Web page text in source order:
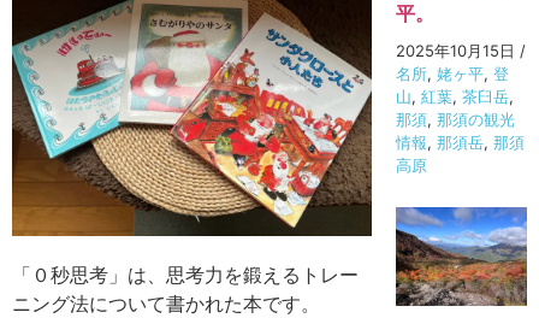
「０秒思考」は、思考力を鍛えるトレー
ニング法について書かれた本です。
平。
2025年10月15日 /
名所,姥ヶ平,登
山,紅葉,茶臼岳,
那須,那須の観光
情報,那須岳,那須
高原